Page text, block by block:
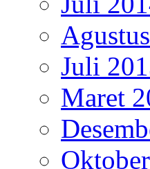
Juli
Maret